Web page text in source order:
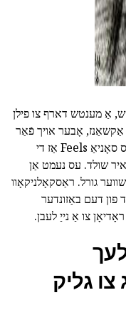
אַ מענטש דארף צו פילן
אַקשאַנז, אָבער אויך פֿאַר
קיין בייז, געשאַפֿן אין דער וועלט. אַז איז וואָס סאָניאַ Feels אַז די
שולד. עס נעמט אַן
גורל. ראַסקאָלניקאָוו
פון דעם באַזונדער
צו אַ נייַ לעבן.
גליק